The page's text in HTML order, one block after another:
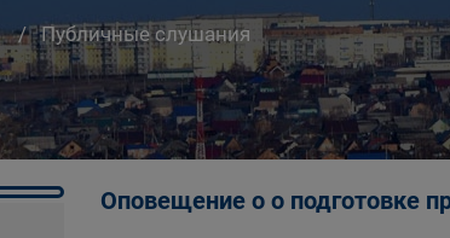
Публичные слушания
Оповещение о о подготовке